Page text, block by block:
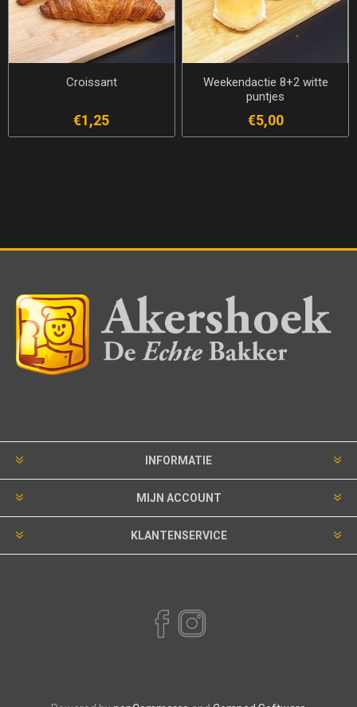
Croissant
€1,25
Weekendactie 8+2 witte
puntjes
€5,00
INFORMATIE
MIJN ACCOUNT
KLANTENSERVICE